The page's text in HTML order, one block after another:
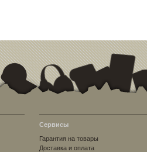
Сервисы
Гарантия на товары
Доставка и оплата